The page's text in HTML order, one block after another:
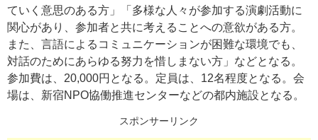
ていく意思のある方」「多様な人々が参加する演劇活動に
関心があり、参加者と共に考えることへの意欲がある方。
また、言語によるコミュニケーションが困難な環境でも、
対話のためにあらゆる努力を惜しまない方」などとなる。
参加費は、20,000円となる。定員は、12名程度となる。会
場は、新宿NPO協働推進センターなどの都内施設となる。
スポンサーリンク